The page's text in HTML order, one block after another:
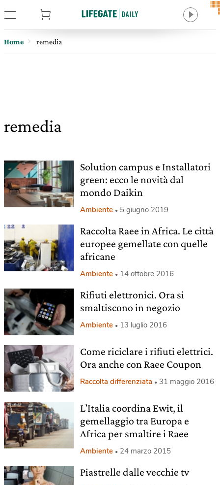
Home remedia
remedia
Solution campus e Installatori
green: ecco le novità dal
mondo Daikin
Ambiente 5 giugno 2019
Raccolta Raee in Africa. Le città
europee gemellate con quelle
africane
Ambiente 14 ottobre 2016
Rifiuti elettronici. Ora si
smaltiscono in negozio
Ambiente 13 luglio 2016
Come riciclare i rifiuti elettrici.
Ora anche con Raee Coupon
Raccolta differenziata 31 maggio 2016
L’Italia coordina Ewit, il
gemellaggio tra Europa e
Africa per smaltire i Raee
Ambiente 24 marzo 2015
Piastrelle dalle vecchie tv